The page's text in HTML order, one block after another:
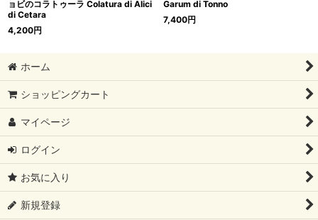
ョビのコラトゥーラ Colatura di Alici
di Cetara
4,200円
Garum di Tonno
7,400円
ホーム
ショッピングカート
マイページ
ログイン
お気に入り
新規登録